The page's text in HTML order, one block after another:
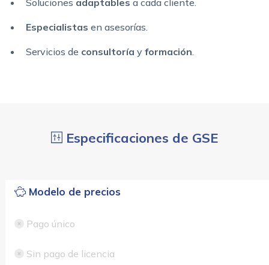
Especialistas en asesorías.
Servicios de consultoría y formación
Especificaciones de GSE
Modelo de precios
Pago único
Sin pago de licencia